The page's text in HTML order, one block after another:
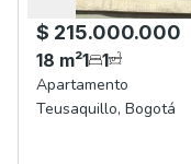
$ 215.000.000
18 m²1 1
Apartamento
Teusaquillo, Bogotá